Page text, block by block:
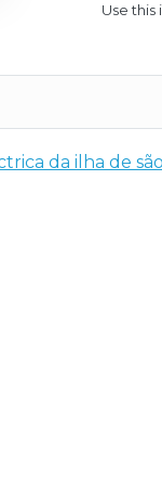
Use
da ilha de